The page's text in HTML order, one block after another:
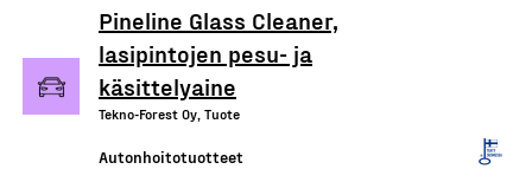
Pineline Glass Cleaner,
lasipintojen pesu- ja
käsittelyaine
Tekno-Forest Oy, Tuote
Autonhoitotuotteet